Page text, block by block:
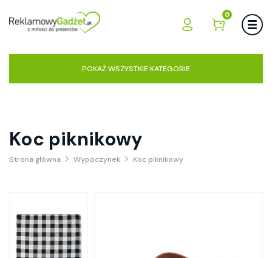
0
POKAŻ WSZYSTKIE KATEGORIE
Koc piknikowy
Strona główna Wypoczynek Koc piknikowy